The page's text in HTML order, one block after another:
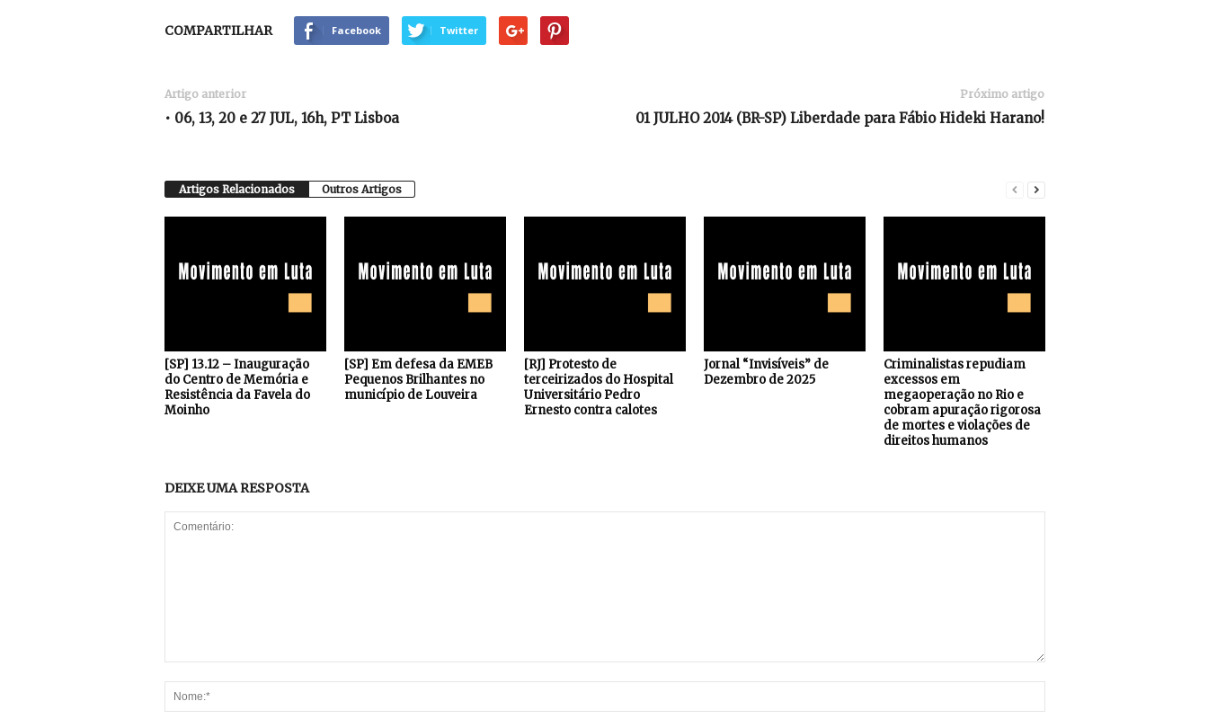
COMPARTILHAR Facebook Twitter
Artigo anterior
• 06, 13, 20 e 27 JUL, 16h, PT Lisboa
Próximo artigo
01 JULHO 2014 (BR-SP) Liberdade para Fábio Hideki Harano!
Artigos Relacionados Outros Artigos
[SP] 13.12 – Inauguração
do Centro de Memória e
Resistência da Favela do
Moinho
[SP] Em defesa da EMEB
Pequenos Brilhantes no
município de Louveira
[RJ] Protesto de
terceirizados do Hospital
Universitário Pedro
Ernesto contra calotes
Jornal “Invisíveis” de
Dezembro de 2025
Criminalistas repudiam
excessos em
megaoperação no Rio e
cobram apuração rigorosa
de mortes e violações de
direitos humanos
DEIXE UMA RESPOSTA